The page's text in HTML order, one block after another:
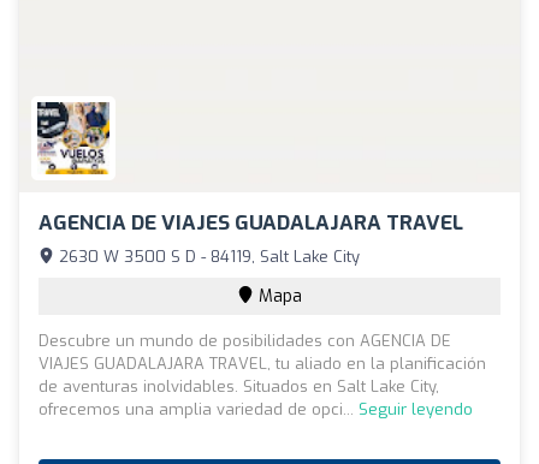
AGENCIA DE VIAJES GUADALAJARA TRAVEL
2630 W 3500 S D - 84119, Salt Lake City
Mapa
Descubre un mundo de posibilidades con AGENCIA DE
VIAJES GUADALAJARA TRAVEL, tu aliado en la planificación
de aventuras inolvidables. Situados en Salt Lake City,
ofrecemos una amplia variedad de opci... Seguir leyendo